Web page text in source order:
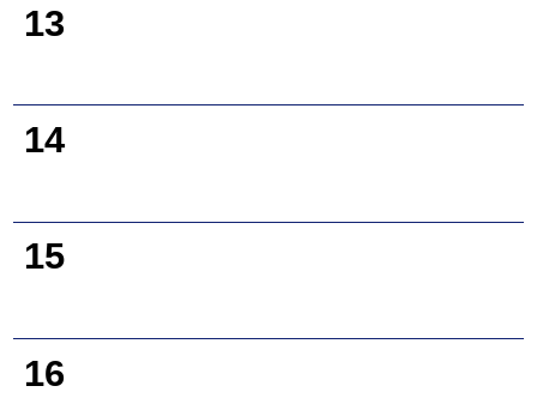
13
14
15
16